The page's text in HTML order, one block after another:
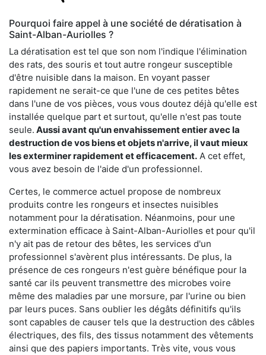
Pourquoi faire appel à une société de dératisation à
Saint-Alban-Auriolles ?
La dératisation est tel que son nom l'indique l'élimination
des rats, des souris et tout autre rongeur susceptible
d'être nuisible dans la maison. En voyant passer
rapidement ne serait-ce que l'une de ces petites bêtes
dans l'une de vos pièces, vous vous doutez déjà qu'elle est
installée quelque part et surtout, qu'elle n'est pas toute
seule. Aussi avant qu'un envahissement entier avec la
destruction de vos biens et objets n'arrive, il vaut mieux
les exterminer rapidement et efficacement. A cet effet,
vous avez besoin de l'aide d'un professionnel.
Certes, le commerce actuel propose de nombreux
produits contre les rongeurs et insectes nuisibles
notamment pour la dératisation. Néanmoins, pour une
extermination efficace à Saint-Alban-Auriolles et pour qu'il
n'y ait pas de retour des bêtes, les services d'un
professionnel s'avèrent plus intéressants. De plus, la
présence de ces rongeurs n'est guère bénéfique pour la
santé car ils peuvent transmettre des microbes voire
même des maladies par une morsure, par l'urine ou bien
par leurs puces. Sans oublier les dégâts définitifs qu'ils
sont capables de causer tels que la destruction des câbles
électriques, des fils, des tissus notamment des vêtements
ainsi que des papiers importants. Très vite, vous vous